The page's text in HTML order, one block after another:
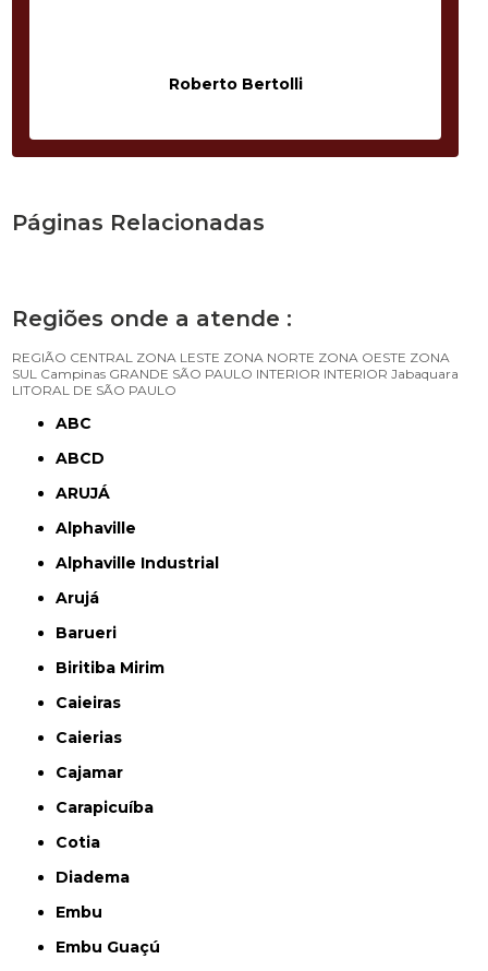
Roberto Bertolli
Páginas Relacionadas
Regiões onde a atende :
REGIÃO CENTRAL ZONA LESTE ZONA NORTE ZONA OESTE ZONA
SUL Campinas GRANDE SÃO PAULO INTERIOR INTERIOR Jabaquara
LITORAL DE SÃO PAULO
ABC
ABCD
ARUJÁ
Alphaville
Alphaville Industrial
Arujá
Barueri
Biritiba Mirim
Caieiras
Caierias
Cajamar
Carapicuíba
Cotia
Diadema
Embu
Embu Guaçú